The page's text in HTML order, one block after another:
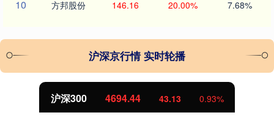
10 方邦股份 146.16 20.00% 7.68%
沪深京行情 实时轮播
沪深300 4694.44 43.13 0.93%